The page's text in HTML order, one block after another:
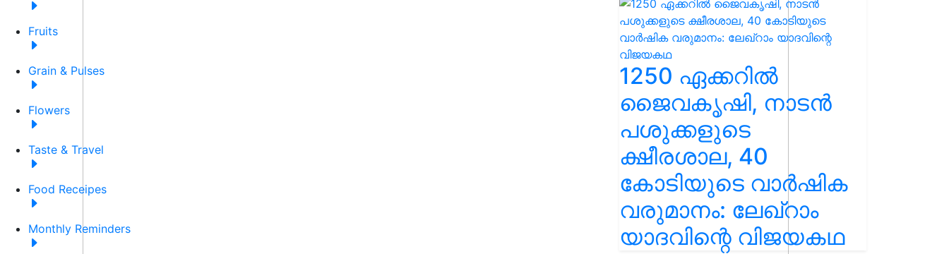
Fruits
Grain & Pulses
Flowers
Taste & Travel
Food Receipes
Monthly Reminders
1250 ഏക്കറിൽ
ജൈവകൃഷി, നാടൻ
പശുക്കളുടെ
ക്ഷീരശാല, 40
കോടിയുടെ വാർഷിക
വരുമാനം: ലേഖ്‌റാം
യാദവിന്റെ വിജയകഥ